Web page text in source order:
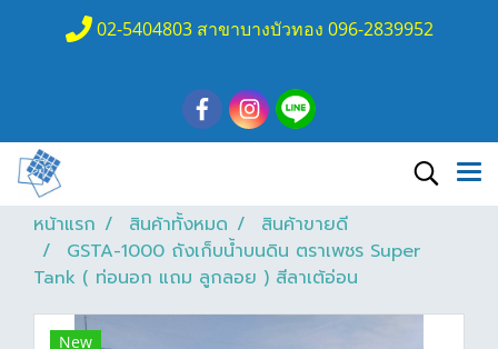
02-5404803 สาขาบางบัวทอง 096-2839952
หน้าแรก สินค้าทั้งหมด
สินค้าขายดี
GSTA-1000 ถังเก็บน้ำบนดิน ตราเพชร Super
Tank ( ท่อนอก แถม ลูกลอย ) สีลาเต้อ่อน
New